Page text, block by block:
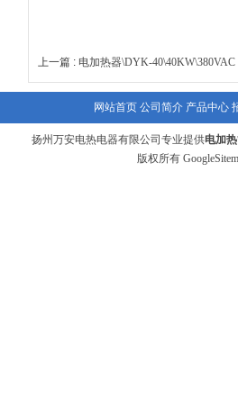
上一篇 : 电加热器\DYK-40\40KW\380VAC
网站首页 公司简介 产品中心
扬州万安电热电器有限公司专业提供电加
版权所有